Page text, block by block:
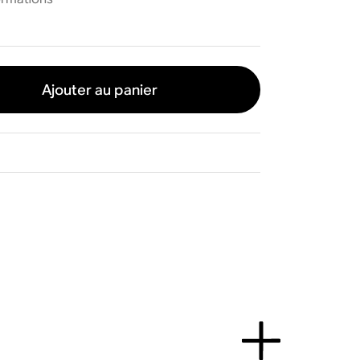
Ajouter au panier